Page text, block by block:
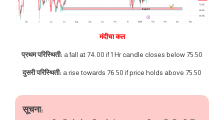
मंदीचा कल
प्रथम परिस्थिती: a fall at 74.00 if 1 Hr candle closes below 75.50
दुसरी परिस्थिती: a rise towards 76.50 if price holds above 75.50
सूचना: